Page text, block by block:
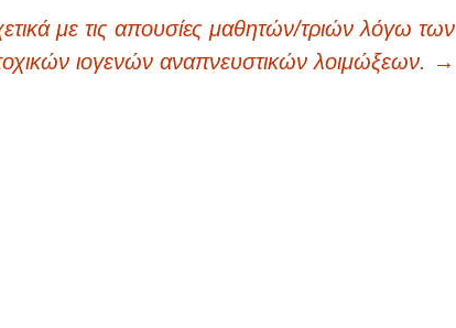
με τις απουσίες μαθητών/τριών λόγω των
ιογενών αναπνευστικών λοιμώξεων. →